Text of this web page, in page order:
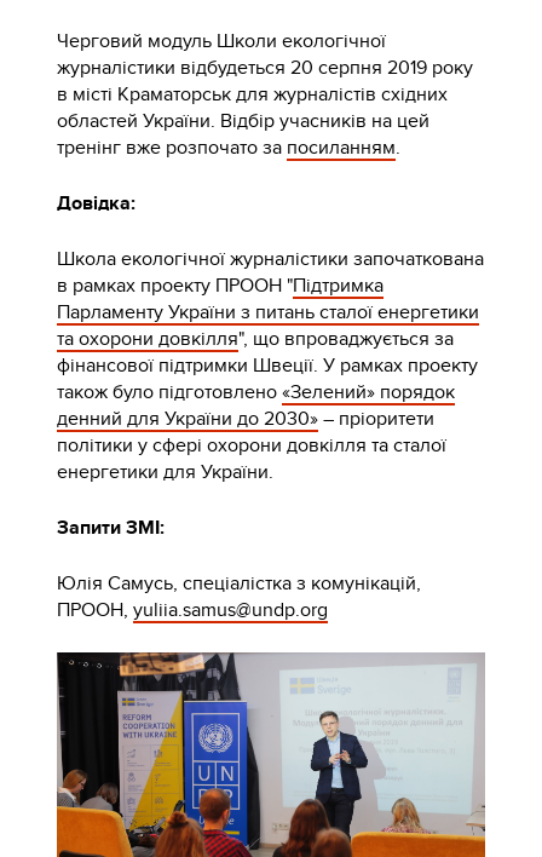
Черговий модуль Школи екологічної
журналістики відбудеться 20 серпня 2019 року
в місті Краматорськ для журналістів східних
областей України. Відбір учасників на цей
тренінг вже розпочато за посиланням.
Довідка:
Школа екологічної журналістики започаткована
в рамках проекту ПРООН "Підтримка
Парламенту України з питань сталої енергетики
та охорони довкілля", що впроваджується за
фінансової підтримки Швеції. У рамках проекту
також було підготовлено«Зелений» порядок
денний для України до 2030»– пріоритети
політики у сфері охорони довкілля та сталої
енергетики для України.
Запити ЗМІ:
Юлія Самусь, спеціалістка з комунікацій,
ПРООН,yuliia.samus@undp.org